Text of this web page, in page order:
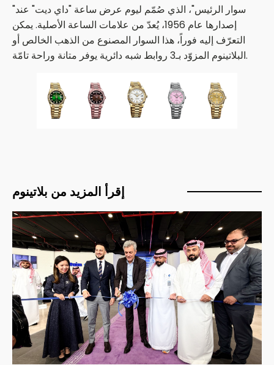
"سوار الرئيس"، الذي صُمّم ليوم عرض ساعة "داي ديت" عند
إصدارها عام 1956، يُعدّ من علامات الساعة الأصلية. يمكن
التعرّف إليه فوراً، هذا السوار المصنوع من الذهب الخالص أو
البلاتينوم المزوّد بـ3 روابط شبه دائرية يوفر متانة وراحة تامّة.
إقرأ المزيد من بلاتينوم